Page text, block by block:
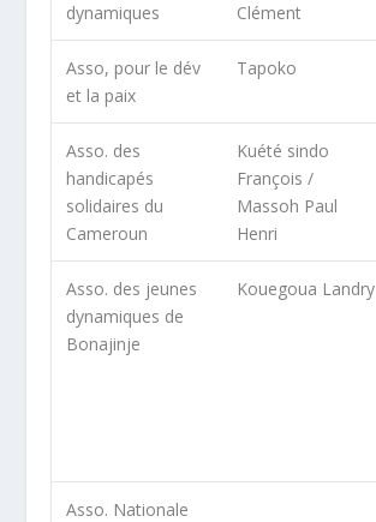
dynamiques
Clément
Asso, pour le dév
et la paix
Tapoko
Asso. des
handicapés
solidaires du
Cameroun
Kuété sindo
François /
Massoh Paul
Henri
Asso. des jeunes
dynamiques de
Bonajinje
Kouegoua Landry
Asso. Nationale